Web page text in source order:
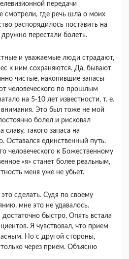
передачи
смотрели, где речь шла о моих
распорядилось поставить на
дружно перестали болеть.
и уважаемые люди страдают,
к ним сохра­няются. Да, бывают
чистые, накопившие запасы
человеческого по прошлым
на 5-10 лет известности, т. е.
Это был тоже не мой
болел и рис­ковал
славу, такого запаса на
Оставался единственный путь.
че­ловеческого к Божественному
«я» станет более реальным,
меня уже не убьет.
это сделать. Судя по своему
мне это не удавалось.
быстро. Опять встала
Я чувствовал, что прием
Но с другой стороны,
через прием. Объясню